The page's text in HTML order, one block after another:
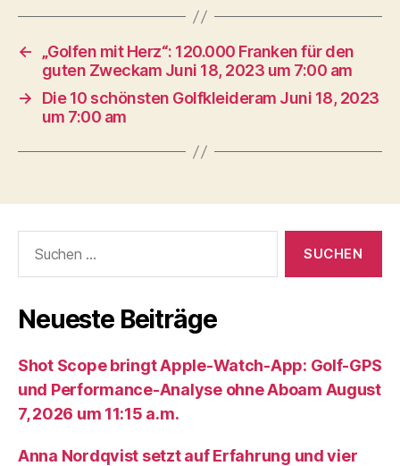
←
„Golfen mit Herz“: 120.000 Franken für den
guten Zweckam Juni 18, 2023 um 7:00 am
→
Die 10 schönsten Golfkleideram Juni 18, 2023
um 7:00 am
nach:
Neueste Beiträge
Shot Scope bringt Apple-Watch-App: Golf-GPS
und Performance-Analyse ohne Aboam August
7, 2026 um 11:15 a.m.
Anna Nordqvist setzt auf Erfahrung und vier